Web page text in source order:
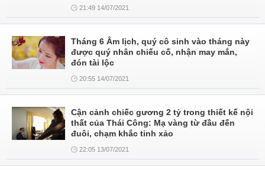
21:49 14/07/2021
Tháng 6 Âm lịch, quý cô sinh vào tháng này
được quý nhân chiếu cố, nhận may mắn,
đón tài lộc
20:55 14/07/2021
Cận cảnh chiếc gương 2 tỷ trong thiết kế nội
thất của Thái Công: Mạ vàng từ đầu đến
đuôi, chạm khắc tinh xảo
22:05 13/07/2021